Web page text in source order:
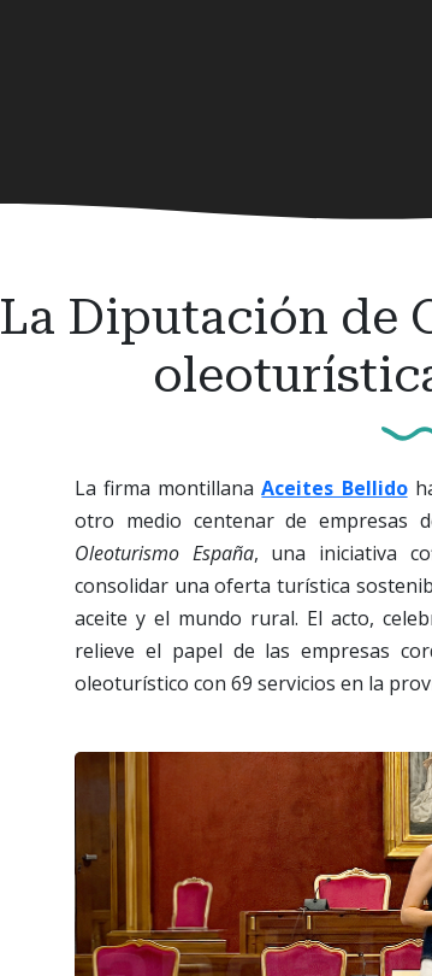
La Diputación de
La firma montillanaAceites Bellido
otro medio centenar de empresas
Oleoturismo España, una iniciativa
consolidar una oferta turística
aceite y el mundo rural. El acto,
relieve el papel de las empresas
oleoturístico con 69 servicios en la